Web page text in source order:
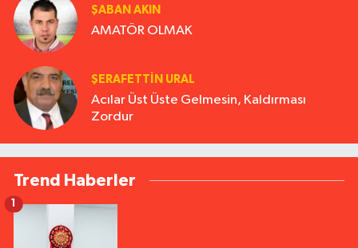
ŞABAN AKIN
AMATÖR OLMAK
ŞERAFETTIN URAL
Acılar Üst Üste Gelmesin, Kaldırması
Zordur
Trend Haberler
1